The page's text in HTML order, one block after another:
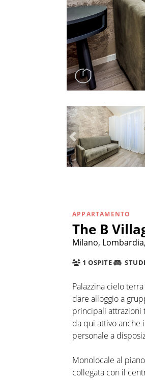
APPARTAMENTO
The B
Milano,
1 OSPITE
Palazzina cielo
dare alloggio a
principali attrazioni
da qui attivo anche
personale a
Monolocale al
collegata con il